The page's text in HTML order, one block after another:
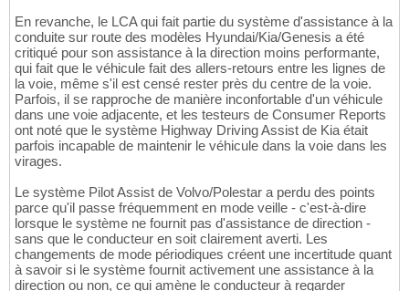
En revanche, le LCA qui fait partie du système d'assistance à la
conduite sur route des modèles Hyundai/Kia/Genesis a été
critiqué pour son assistance à la direction moins performante,
qui fait que le véhicule fait des allers-retours entre les lignes de
la voie, même s'il est censé rester près du centre de la voie.
Parfois, il se rapproche de manière inconfortable d'un véhicule
dans une voie adjacente, et les testeurs de Consumer Reports
ont noté que le système Highway Driving Assist de Kia était
parfois incapable de maintenir le véhicule dans la voie dans les
virages.
Le système Pilot Assist de Volvo/Polestar a perdu des points
parce qu'il passe fréquemment en mode veille - c'est-à-dire
lorsque le système ne fournit pas d'assistance de direction -
sans que le conducteur en soit clairement averti. Les
changements de mode périodiques créent une incertitude quant
à savoir si le système fournit activement une assistance à la
direction ou non, ce qui amène le conducteur à regarder